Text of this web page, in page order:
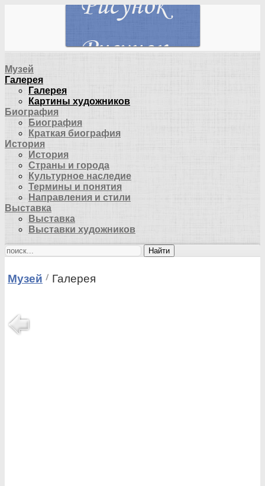
Музей
Галерея
Галерея
Картины художников
Биография
Биография
Краткая биография
История
История
Страны и города
Культурное наследие
Термины и понятия
Направления и стили
Выставка
Выставка
Выставки художников
Найти
Музей Галерея